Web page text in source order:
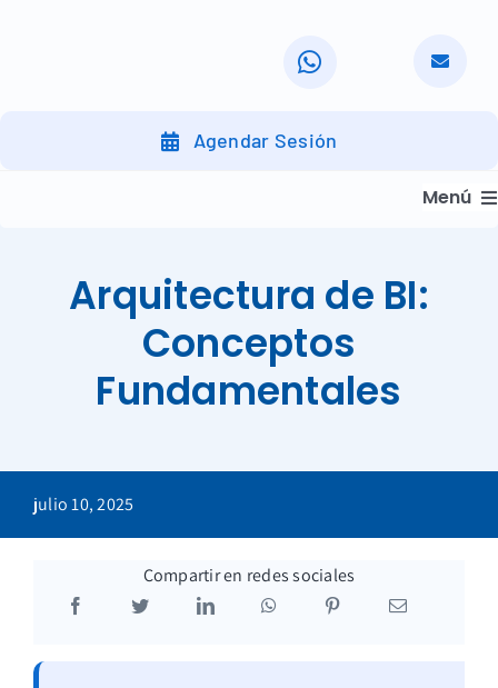
Agendar Sesión
Menú
Servicios
Nuestra Organización
Nuestros Clientes
Arquitectura de BI:
Conceptos
Fundamentales
julio 10, 2025
Compartir en redes sociales